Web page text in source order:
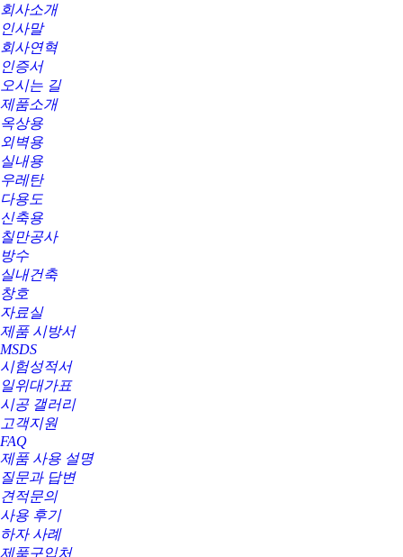
회사소개
인사말
회사연혁
인증서
오시는 길
제품소개
옥상용
외벽용
실내용
우레탄
다용도
신축용
칠만공사
방수
실내건축
창호
자료실
제품 시방서
MSDS
시험성적서
일위대가표
시공 갤러리
고객지원
FAQ
제품 사용 설명
질문과 답변
견적문의
사용 후기
하자 사례
제품구입처